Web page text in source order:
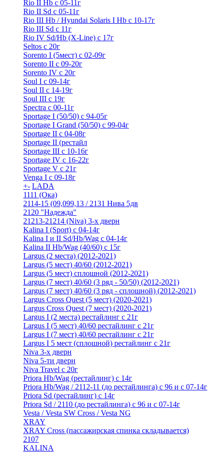
Rio II Hb с 05-11г
Rio II Sd с 05-11г
Rio III Hb / Hyundai Solaris I Hb с 10-17г
Rio III Sd c 11г
Rio IV Sd/Hb (X-Line) с 17г
Seltos с 20г
Sorento I (5мест) с 02-09г
Sorento II c 09-20г
Sorento IV с 20г
Soul I с 09-14г
Soul II с 14-19г
Soul III с 19г
Spectra с 00-11г
Sportage I (50/50) с 94-05г
Sportage I Grand (50/50) с 99-04г
Sportage II c 04-08г
Sportage II (рестайл
Sportage III c 10-16г
Sportage IV с 16-22г
Sportage V с 21г
Venga I c 09-18г
+- LADA
1111 (Ока)
2114-15 (09,099,13 / 2131 Нива 5дв
2120 "Надежда"
21213-21214 (Niva) 3-х дверн
Kalina I (Sport) с 04-14г
Kalina I и II Sd/Hb/Wag с 04-14г
Kalina II Hb/Wag (40/60) с 15г
Largus (2 места) (2012-2021)
Largus (5 мест) 40/60 (2012-2021)
Largus (5 мест) сплошной (2012-2021)
Largus (7 мест) 40/60 (3 ряд - 50/50) (2012-2021)
Largus (7 мест) 40/60 (3 ряд - сплошной) (2012-2021)
Largus Cross Quest (5 мест) (2020-2021)
Largus Cross Quest (7 мест) (2020-2021)
Largus I (2 места) рестайлинг с 21г
Largus I (5 мест) 40/60 рестайлинг с 21г
Largus I (7 мест) 40/60 рестайлинг с 21г
Largus I 5 мест (сплошной) рестайлинг с 21г
Niva 3-х дверн
Niva 5-ти дверн
Niva Travel с 20г
Priora Hb/Wag (рестайлинг) с 14г
Priora Hb/Wag / 2112-11 (до рестайлинга) с 96 и с 07-14г
Priora Sd (рестайлинг) c 14г
Priora Sd / 2110 (до рестайлинга) с 96 и с 07-14г
Vesta / Vesta SW Cross / Vesta NG
XRAY
XRAY Cross (пассажирская спинка складывается)
2107
KALINA